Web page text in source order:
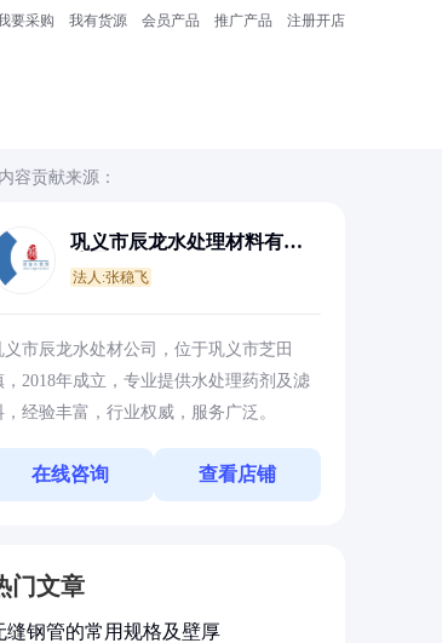
要采购 我有货源 会员产品 推广产品 注册开店
容贡献来源：
巩义市辰龙水处理材料有限
法人:张稳飞
义市辰龙水处材公司，位于巩义市芝田
，2018年成立，专业提供水处理药剂及滤
，经验丰富，行业权威，服务广泛。
在线咨询 查看店铺
门文章
缝钢管的常用规格及壁厚